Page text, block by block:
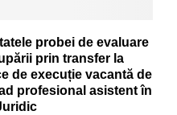
probei de evaluare
prin transfer la
de execuție vacantă de
profesional asistent în